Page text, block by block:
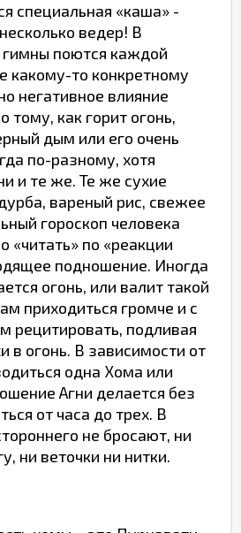
специальная «каша» -
ведер! В
поются каждой
какому-то конкретному
негативное влияние
тому, как горит огонь,
дым или его очень
по-разному, хотя
и те же. Те же сухие
вареный рис, свежее
гороскоп человека
«читать» по «реакции
подношение. Иногда
огонь, или валит такой
приходиться громче и с
рецитировать, подливая
в огонь. В зависимости от
одна Хома или
Агни делается без
от часа до трех. В
не бросают, ни
ни веточки ни нитки.